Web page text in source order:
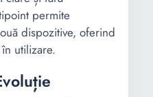
permite
dispozitive, oferind
utilizare.